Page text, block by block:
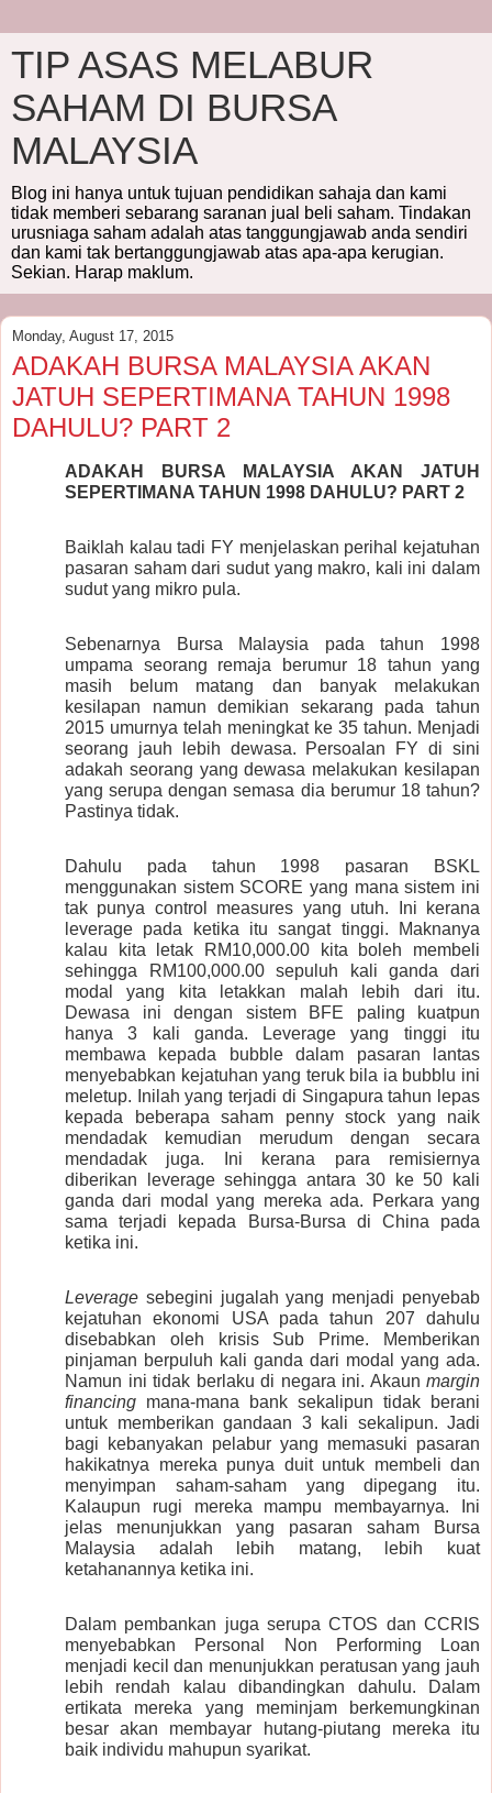
TIP ASAS MELABUR
SAHAM DI BURSA
MALAYSIA
Blog ini hanya untuk tujuan pendidikan sahaja dan kami
tidak memberi sebarang saranan jual beli saham. Tindakan
urusniaga saham adalah atas tanggungjawab anda sendiri
dan kami tak bertanggungjawab atas apa-apa kerugian.
Sekian. Harap maklum.
Monday, August 17, 2015
ADAKAH BURSA MALAYSIA AKAN
JATUH SEPERTIMANA TAHUN 1998
DAHULU? PART 2
ADAKAH BURSA MALAYSIA AKAN JATUH
SEPERTIMANA TAHUN 1998 DAHULU? PART 2
Baiklah kalau tadi FY menjelaskan perihal kejatuhan
pasaran saham dari sudut yang makro, kali ini dalam
sudut yang mikro pula.
Sebenarnya Bursa Malaysia pada tahun 1998
umpama seorang remaja berumur 18 tahun yang
masih belum matang dan banyak melakukan
kesilapan namun demikian sekarang pada tahun
2015 umurnya telah meningkat ke 35 tahun. Menjadi
seorang jauh lebih dewasa. Persoalan FY di sini
adakah seorang yang dewasa melakukan kesilapan
yang serupa dengan semasa dia berumur 18 tahun?
Pastinya tidak.
Dahulu pada tahun 1998 pasaran BSKL
menggunakan sistem SCORE yang mana sistem ini
tak punya control measures yang utuh. Ini kerana
leverage pada ketika itu sangat tinggi. Maknanya
kalau kita letak RM10,000.00 kita boleh membeli
sehingga RM100,000.00 sepuluh kali ganda dari
modal yang kita letakkan malah lebih dari itu.
Dewasa ini dengan sistem BFE paling kuatpun
hanya 3 kali ganda. Leverage yang tinggi itu
membawa kepada bubble dalam pasaran lantas
menyebabkan kejatuhan yang teruk bila ia bubblu ini
meletup. Inilah yang terjadi di Singapura tahun lepas
kepada beberapa saham penny stock yang naik
mendadak kemudian merudum dengan secara
mendadak juga. Ini kerana para remisiernya
diberikan leverage sehingga antara 30 ke 50 kali
ganda dari modal yang mereka ada. Perkara yang
sama terjadi kepada Bursa-Bursa di China pada
ketika ini.
Leverage sebegini jugalah yang menjadi penyebab
kejatuhan ekonomi USA pada tahun 207 dahulu
disebabkan oleh krisis Sub Prime. Memberikan
pinjaman berpuluh kali ganda dari modal yang ada.
Namun ini tidak berlaku di negara ini. Akaun margin
financing mana-mana bank sekalipun tidak berani
untuk memberikan gandaan 3 kali sekalipun. Jadi
bagi kebanyakan pelabur yang memasuki pasaran
hakikatnya mereka punya duit untuk membeli dan
menyimpan saham-saham yang dipegang itu.
Kalaupun rugi mereka mampu membayarnya. Ini
jelas menunjukkan yang pasaran saham Bursa
Malaysia adalah lebih matang, lebih kuat
ketahanannya ketika ini.
Dalam pembankan juga serupa CTOS dan CCRIS
menyebabkan Personal Non Performing Loan
menjadi kecil dan menunjukkan peratusan yang jauh
lebih rendah kalau dibandingkan dahulu. Dalam
ertikata mereka yang meminjam berkemungkinan
besar akan membayar hutang-piutang mereka itu
baik individu mahupun syarikat.